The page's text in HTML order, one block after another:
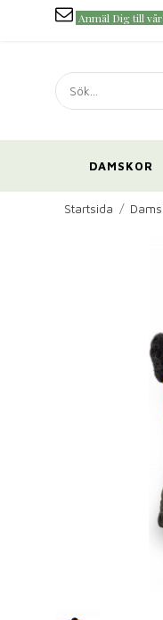
Anmäl Dig till
DAMSKOR
Startsida /